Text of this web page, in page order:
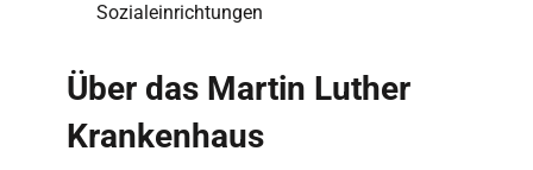
Sozialeinrichtungen
Über das Martin Luther
Krankenhaus